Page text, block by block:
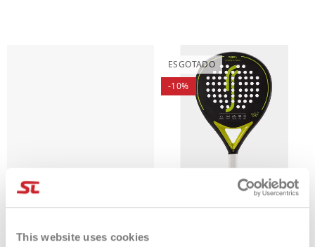
This website uses cookies
Rs Grip Perforated
ESGOTADO
-10%
Cobra Women Black Lima